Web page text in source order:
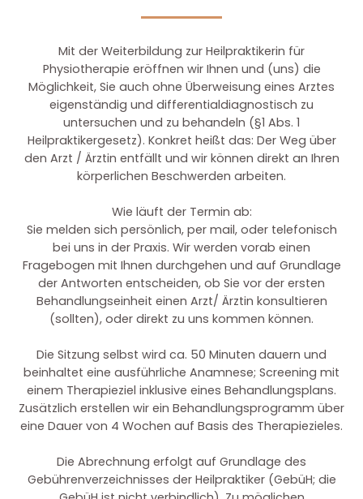
Mit der Weiterbildung zur Heilpraktikerin für
Physiotherapie eröffnen wir Ihnen und (uns) die
Möglichkeit, Sie auch ohne Überweisung eines Arztes
eigenständig und differentialdiagnostisch zu
untersuchen und zu behandeln (§1 Abs. 1
Heilpraktikergesetz). Konkret heißt das: Der Weg über
den Arzt / Ärztin entfällt und wir können direkt an Ihren
körperlichen Beschwerden arbeiten.
Wie läuft der Termin ab:
Sie melden sich persönlich, per mail, oder telefonisch
bei uns in der Praxis. Wir werden vorab einen
Fragebogen mit Ihnen durchgehen und auf Grundlage
der Antworten entscheiden, ob Sie vor der ersten
Behandlungseinheit einen Arzt/ Ärztin konsultieren
(sollten), oder direkt zu uns kommen können.
Die Sitzung selbst wird ca. 50 Minuten dauern und
beinhaltet eine ausführliche Anamnese; Screening mit
einem Therapieziel inklusive eines Behandlungsplans.
Zusätzlich erstellen wir ein Behandlungsprogramm über
eine Dauer von 4 Wochen auf Basis des Therapiezieles.
Die Abrechnung erfolgt auf Grundlage des
Gebührenverzeichnisses der Heilpraktiker (GebüH; die